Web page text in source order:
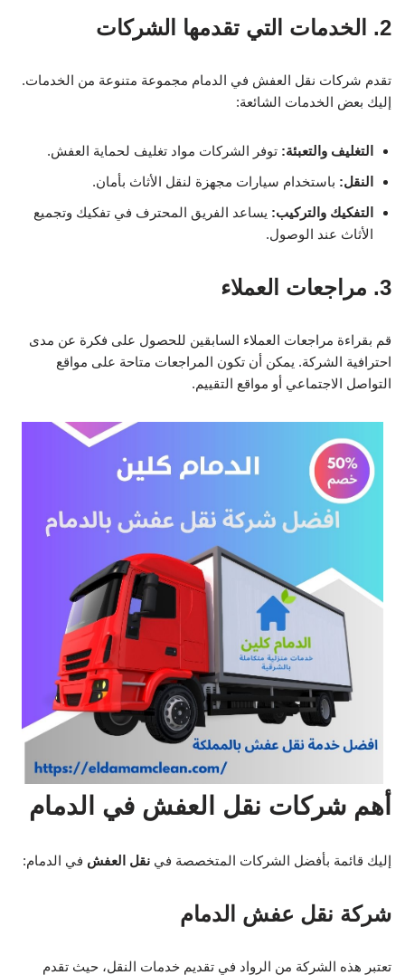
2. الخدمات التي تقدمها الشركات
تقدم شركات نقل العفش في الدمام مجموعة متنوعة من الخدمات.
إليك بعض الخدمات الشائعة:
التغليف والتعبئة: توفر الشركات مواد تغليف لحماية العفش.
النقل: باستخدام سيارات مجهزة لنقل الأثاث بأمان.
التفكيك والتركيب: يساعد الفريق المحترف في تفكيك وتجميع
الأثاث عند الوصول.
3. مراجعات العملاء
قم بقراءة مراجعات العملاء السابقين للحصول على فكرة عن مدى
احترافية الشركة. يمكن أن تكون المراجعات متاحة على مواقع
التواصل الاجتماعي أو مواقع التقييم.
أهم شركات نقل العفش في الدمام
إليك قائمة بأفضل الشركات المتخصصة في نقل العفش في الدمام:
شركة نقل عفش الدمام
تعتبر هذه الشركة من الرواد في تقديم خدمات النقل، حيث تقدم